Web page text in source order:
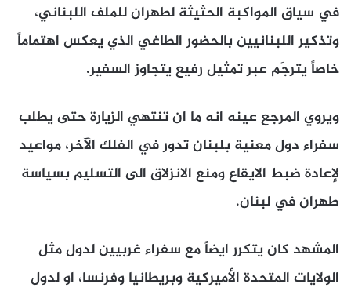
في سياق المواكبة الحثيثة لطهران للملف اللبناني،
وتذكير اللبنانيين بالحضور الطاغي الذي يعكس اهتماماً
خاصاً يترجَم عبر تمثيل رفيع يتجاوز السفير.
ويروي المرجع عينه انه ما ان تنتهي الزيارة حتى يطلب
سفراء دول معنية بلبنان تدور في الفلك الآخر، مواعيد
لإعادة ضبط الايقاع ومنع الانزلاق الى التسليم بسياسة
طهران في لبنان.
المشهد كان يتكرر ايضاً مع سفراء غربيين لدول مثل
الولايات المتحدة الأميركية وبريطانيا وفرنسا، او لدول